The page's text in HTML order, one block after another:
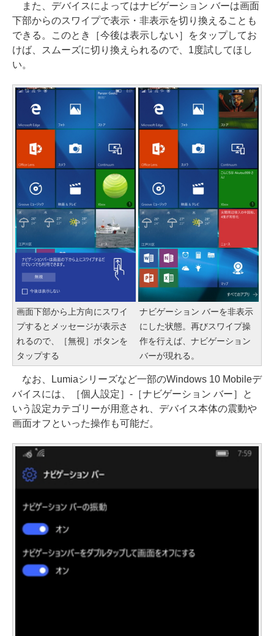
また、デバイスによってはナビゲーション バーは画面
下部からのスワイプで表示・非表示を切り換えることも
できる。このとき［今後は表示しない］をタップしてお
けば、スムーズに切り換えられるので、1度試してほし
い。
画面下部から上方向にスワイ
プするとメッセージが表示さ
れるので、［無視］ボタンを
タップする
ナビゲーション バーを非表示
にした状態。再びスワイプ操
作を行えば、ナビゲーション
バーが現れる。
なお、Lumiaシリーズなど一部のWindows 10 Mobileデ
バイスには、［個人設定］-［ナビゲーション バー］と
いう設定カテゴリーが用意され、デバイス本体の震動や
画面オフといった操作も可能だ。